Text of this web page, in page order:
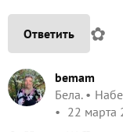
Ответить ✿
bemam
Бела.
22 марта